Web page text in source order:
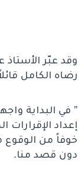
وقد عبّر
رضاه الكامل
” في البداية
إعداد الإقرارات
خوفاً من
دون قصد منا.